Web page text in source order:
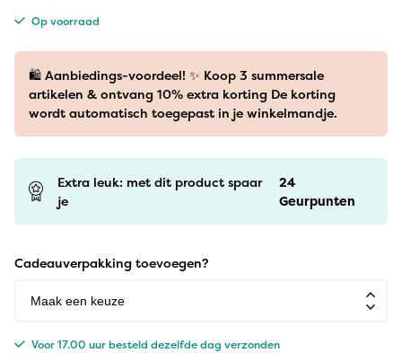
Op voorraad
🛍️ Aanbiedings-voordeel! ✨ Koop 3 summersale
artikelen & ontvang 10% extra korting De korting
wordt automatisch toegepast in je winkelmandje.
Extra leuk: met dit product spaar
je
24
Geurpunten
Cadeauverpakking toevoegen?
Voor 17.00 uur besteld dezelfde dag verzonden